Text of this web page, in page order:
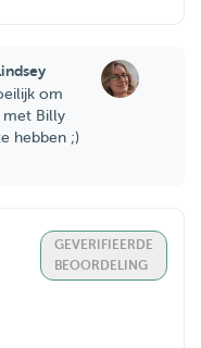
om
met Billy
hebben ;)
GEVERIFIEERDE
BEOORDELING